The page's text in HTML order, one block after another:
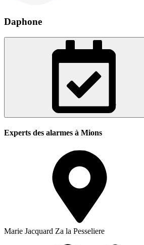
Daphone
Experts des alarmes à Mions
Marie Jacquard Za la Pesseliere